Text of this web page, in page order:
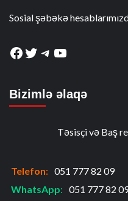
Sosial şəbəkə
Facebook
Twitter
Telegram
YouTube
Bizimlə əlaqə
Təsisçi və Baş
Telefon: 051 777 82 09
WhatsApp: 051 777 82